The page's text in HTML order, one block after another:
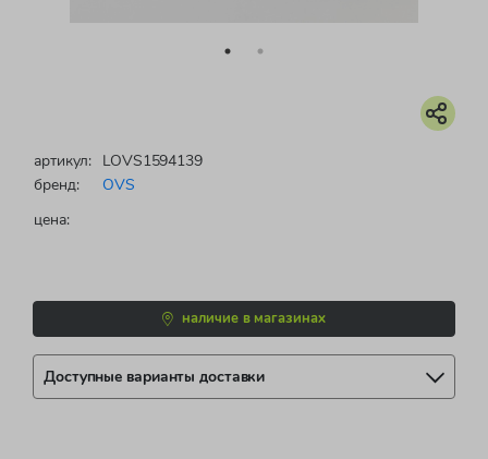
артикул: LOVS1594139
бренд:
OVS
цена:
наличие в магазинах
Доступные варианты доставки